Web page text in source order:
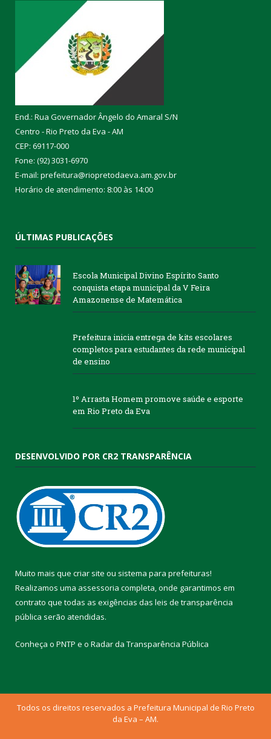
End.: Rua Governador Ângelo do Amaral S/N
Centro - Rio Preto da Eva - AM
CEP: 69117-000
Fone: (92) 3031-6970
E-mail: prefeitura@riopretodaeva.am.gov.br
Horário de atendimento: 8:00 às 14:00
ÚLTIMAS PUBLICAÇÕES
Escola Municipal Divino Espírito Santo
conquista etapa municipal da V Feira
Amazonense de Matemática
Prefeitura inicia entrega de kits escolares
completos para estudantes da rede municipal
de ensino
1º Arrasta Homem promove saúde e esporte
em Rio Preto da Eva
DESENVOLVIDO POR CR2 TRANSPARÊNCIA
Muito mais que criar site ou sistema para prefeituras!
Realizamos uma assessoria completa, onde garantimos em
contrato que todas as exigências das leis de transparência
pública serão atendidas.
Conheça o PNTP e o Radar da Transparência Pública
Todos os direitos reservados a Prefeitura Municipal de Rio Preto
da Eva – AM.